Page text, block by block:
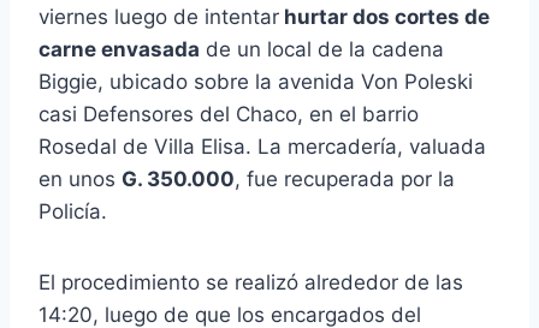
viernes luego de intentar hurtar dos cortes de
carne envasada de un local de la cadena
Biggie, ubicado sobre la avenida Von Poleski
casi Defensores del Chaco, en el barrio
Rosedal de Villa Elisa. La mercadería, valuada
en unos G. 350.000, fue recuperada por la
Policía.
El procedimiento se realizó alrededor de las
14:20, luego de que los encargados del